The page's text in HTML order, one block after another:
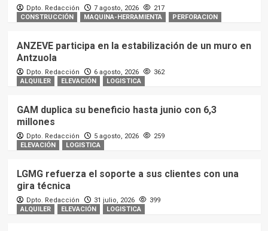
Dpto. Redacción 7 agosto, 2026
217
CONSTRUCCIÓN
MAQUINA-HERRAMIENTA PERFORACION
ANZEVE participa en la estabilización de un muro en
Antzuola
Dpto. Redacción 6 agosto, 2026
362
ALQUILER
ELEVACIÓN LOGISTICA
GAM duplica su beneficio hasta junio con 6,3
millones
Dpto. Redacción 5 agosto, 2026
259
ELEVACIÓN
LOGISTICA
LGMG refuerza el soporte a sus clientes con una
gira técnica
Dpto. Redacción 31 julio, 2026
399
ALQUILER
ELEVACIÓN LOGISTICA